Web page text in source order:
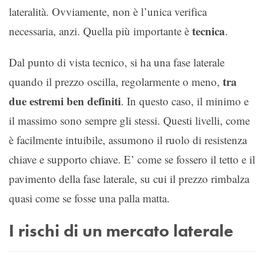
lateralità. Ovviamente, non è l’unica verifica
necessaria, anzi. Quella più importante è tecnica.
Dal punto di vista tecnico, si ha una fase laterale
quando il prezzo oscilla, regolarmente o meno, tra
due estremi ben definiti. In questo caso, il minimo e
il massimo sono sempre gli stessi. Questi livelli, come
è facilmente intuibile, assumono il ruolo di resistenza
chiave e supporto chiave. E’ come se fossero il tetto e il
pavimento della fase laterale, su cui il prezzo rimbalza
quasi come se fosse una palla matta.
I rischi di un mercato laterale